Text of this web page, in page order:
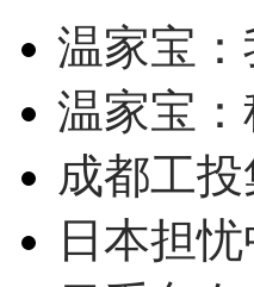
温家宝
温家宝
成都工
日本担